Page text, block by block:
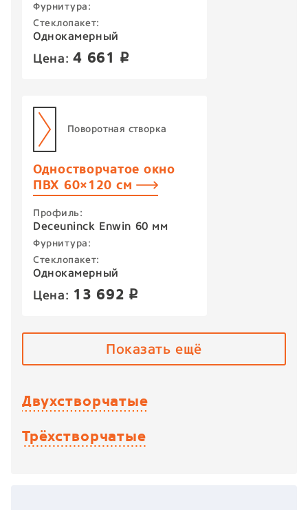
Фурнитура:
Стеклопакет:
Однокамерный
Цена:4 661 p
Поворотная створка
Одностворчатое окно
ПВХ 60×120 см
Профиль:
Deceuninck Enwin 60 мм
Фурнитура:
Стеклопакет:
Однокамерный
Цена: 13 692 p
Показать ещё
Двухстворчатые
Трёхстворчатые